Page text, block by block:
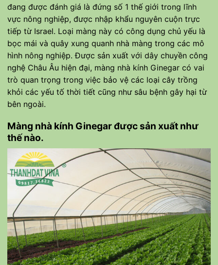
đang được đánh giá là đứng số 1 thế giới trong lĩnh
vực nông nghiệp, được nhập khẩu nguyên cuộn trực
tiếp từ Israel. Loại màng này có công dụng chủ yếu là
bọc mái và quây xung quanh nhà màng trong các mô
hình nông nghiệp. Được sản xuất với dây chuyền công
nghệ Châu Âu hiện đại, màng nhà kính Ginegar có vai
trò quan trọng trong việc bảo vệ các loại cây trồng
khỏi các yếu tố thời tiết cũng như sâu bệnh gây hại từ
bên ngoài.
Màng nhà kính Ginegar được sản xuất như
thế nào.